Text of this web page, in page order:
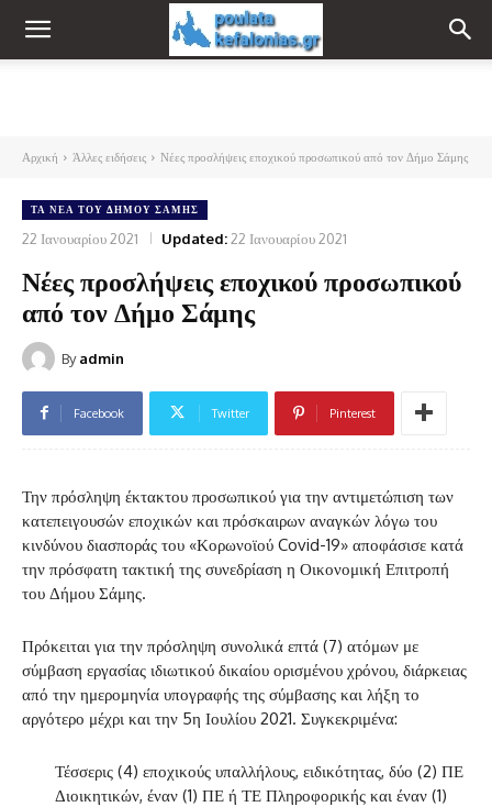
Αρχική Άλλες ειδήσεις Νέες προσλήψεις εποχικού προσωπικού από τον Δήμο Σάμης
ΤΑ ΝΈΑ ΤΟΥ ΔΉΜΟΥ ΣΆΜΗΣ
22 Ιανουαρίου 2021 Updated:22 Ιανουαρίου 2021
Νέες προσλήψεις εποχικού προσωπικού
από τον Δήμο Σάμης
By admin
Facebook Twitter Pinterest
Την πρόσληψη έκτακτου προσωπικού για την αντιμετώπιση των
κατεπειγουσών εποχικών και πρόσκαιρων αναγκών λόγω του
κινδύνου διασποράς του «Κορωνοϊού Covid-19» αποφάσισε κατά
την πρόσφατη τακτική της συνεδρίαση η Οικονομική Επιτροπή
του Δήμου Σάμης.
Πρόκειται για την πρόσληψη συνολικά επτά (7) ατόμων με
σύμβαση εργασίας ιδιωτικού δικαίου ορισμένου χρόνου, διάρκειας
από την ημερομηνία υπογραφής της σύμβασης και λήξη το
αργότερο μέχρι και την 5η Ιουλίου 2021. Συγκεκριμένα:
Τέσσερις (4) εποχικούς υπαλλήλους, ειδικότητας, δύο (2) ΠΕ
Διοικητικών, έναν (1) ΠΕ ή ΤΕ Πληροφορικής και έναν (1)